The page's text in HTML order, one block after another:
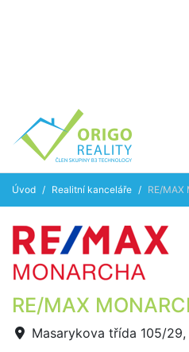
Úvod Realitní kanceláře RE/MAX
RE/MAX
Masarykova třída 105/29,